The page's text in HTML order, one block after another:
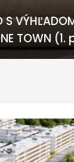
S
TOWN